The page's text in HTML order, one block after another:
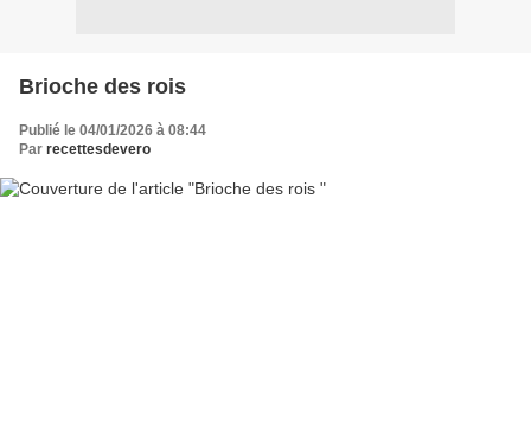
Brioche des rois
Publié le 04/01/2026 à 08:44
Par recettesdevero